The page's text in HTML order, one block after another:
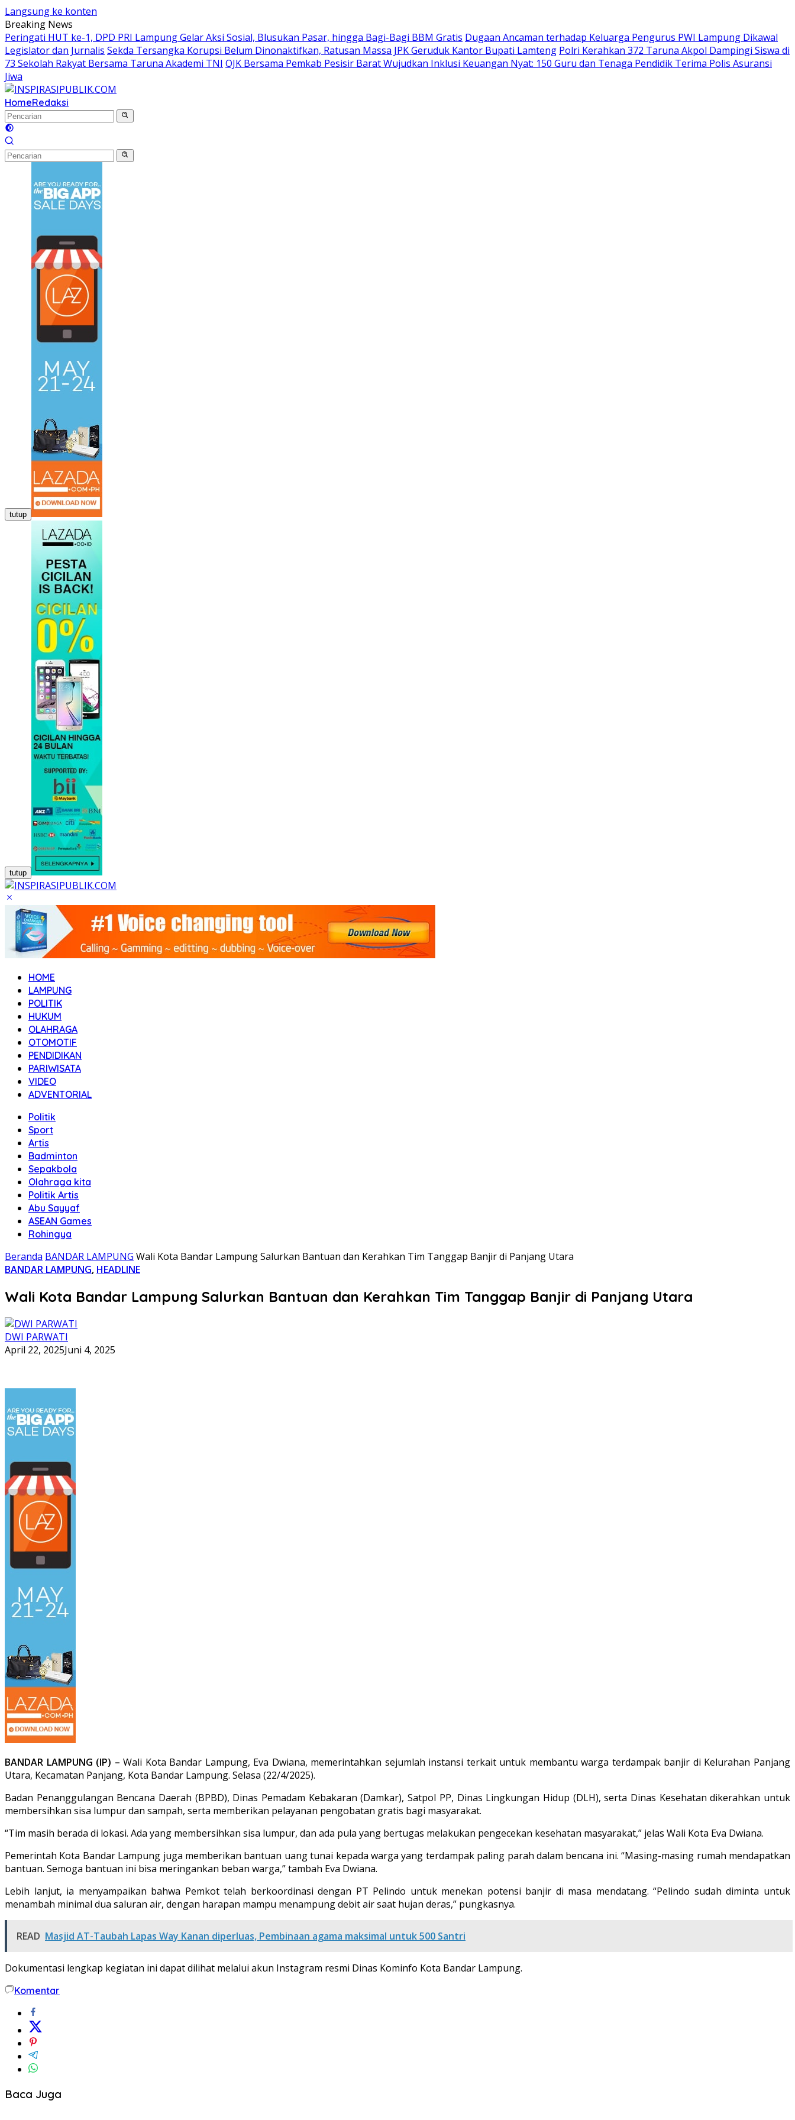
Langsung ke konten
Breaking News
Peringati HUT ke-1, DPD PRI Lampung Gelar Aksi Sosial, Blusukan Pasar, hingga Bagi-Bagi BBM Gratis Dugaan Ancaman terhadap Keluarga Pengurus PWI Lampung Dikawal
Legislator dan Jurnalis Sekda Tersangka Korupsi Belum Dinonaktifkan, Ratusan Massa JPK Geruduk Kantor Bupati Lamteng Polri Kerahkan 372 Taruna Akpol Dampingi Siswa di
73 Sekolah Rakyat Bersama Taruna Akademi TNI OJK Bersama Pemkab Pesisir Barat Wujudkan Inklusi Keuangan Nyat: 150 Guru dan Tenaga Pendidik Terima Polis Asuransi
Jiwa
HomeRedaksi
tutup
tutup
HOME
LAMPUNG
POLITIK
HUKUM
OLAHRAGA
OTOMOTIF
PENDIDIKAN
PARIWISATA
VIDEO
ADVENTORIAL
Politik
Sport
Artis
Badminton
Sepakbola
Olahraga kita
Politik Artis
Abu Sayyaf
ASEAN Games
Rohingya
Beranda BANDAR LAMPUNG Wali Kota Bandar Lampung Salurkan Bantuan dan Kerahkan Tim Tanggap Banjir di Panjang Utara
BANDAR LAMPUNG, HEADLINE
Wali Kota Bandar Lampung Salurkan Bantuan dan Kerahkan Tim Tanggap Banjir di Panjang Utara
DWI PARWATI
April 22, 2025Juni 4, 2025
BANDAR LAMPUNG (IP) – Wali Kota Bandar Lampung, Eva Dwiana, memerintahkan sejumlah instansi terkait untuk membantu warga terdampak banjir di Kelurahan Panjang
Utara, Kecamatan Panjang, Kota Bandar Lampung. Selasa (22/4/2025).
Badan Penanggulangan Bencana Daerah (BPBD), Dinas Pemadam Kebakaran (Damkar), Satpol PP, Dinas Lingkungan Hidup (DLH), serta Dinas Kesehatan dikerahkan untuk
membersihkan sisa lumpur dan sampah, serta memberikan pelayanan pengobatan gratis bagi masyarakat.
“Tim masih berada di lokasi. Ada yang membersihkan sisa lumpur, dan ada pula yang bertugas melakukan pengecekan kesehatan masyarakat,” jelas Wali Kota Eva Dwiana.
Pemerintah Kota Bandar Lampung juga memberikan bantuan uang tunai kepada warga yang terdampak paling parah dalam bencana ini. “Masing-masing rumah mendapatkan
bantuan. Semoga bantuan ini bisa meringankan beban warga,” tambah Eva Dwiana.
Lebih lanjut, ia menyampaikan bahwa Pemkot telah berkoordinasi dengan PT Pelindo untuk menekan potensi banjir di masa mendatang. “Pelindo sudah diminta untuk
menambah minimal dua saluran air, dengan harapan mampu menampung debit air saat hujan deras,” pungkasnya.
READ Masjid AT-Taubah Lapas Way Kanan diperluas, Pembinaan agama maksimal untuk 500 Santri
Dokumentasi lengkap kegiatan ini dapat dilihat melalui akun Instagram resmi Dinas Kominfo Kota Bandar Lampung.
Komentar
Baca Juga